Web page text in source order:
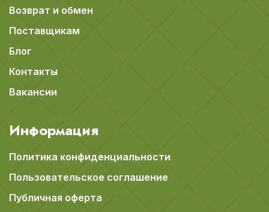
Возврат и обмен
Поставщикам
Блог
Контакты
Вакансии
Информация
Политика конфиденциальности
Пользовательское соглашение
Публичная оферта